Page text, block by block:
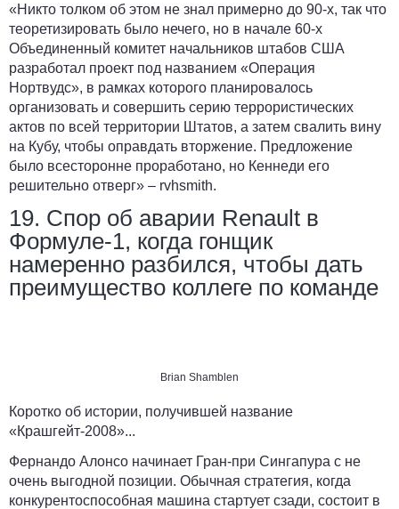
«Никто толком об этом не знал примерно до 90-х, так что
теоретизировать было нечего, но в начале 60-х
Объединенный комитет начальников штабов США
разработал проект под названием «Операция
Нортвудс», в рамках которого планировалось
организовать и совершить серию террористических
актов по всей территории Штатов, а затем свалить вину
на Кубу, чтобы оправдать вторжение. Предложение
было всесторонне проработано, но Кеннеди его
решительно отверг» – rvhsmith.
19. Спор об аварии Renault в
Формуле-1, когда гонщик
намеренно разбился, чтобы дать
преимущество коллеге по команде
Brian Shamblen
Коротко об истории, получившей название
«Крашгейт-2008»...
Фернандо Алонсо начинает Гран-при Сингапура с не
очень выгодной позиции. Обычная стратегия, когда
конкурентоспособная машина стартует сзади, состоит в